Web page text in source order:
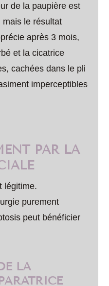
de la paupière est
mais le résultat
après 3 mois,
et la cicatrice
cachées dans le pli
imperceptibles
PAR LA
légitime.
purement
peut bénéficier
LA